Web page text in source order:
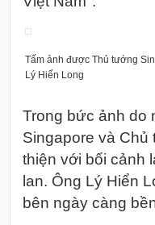
Tấm ảnh được Thủ tướng
Lý Hiển Long
Trong bức ảnh do
Singapore và Chủ
thiện với bối cảnh
lan. Ông Lý Hiển
bên ngày càng